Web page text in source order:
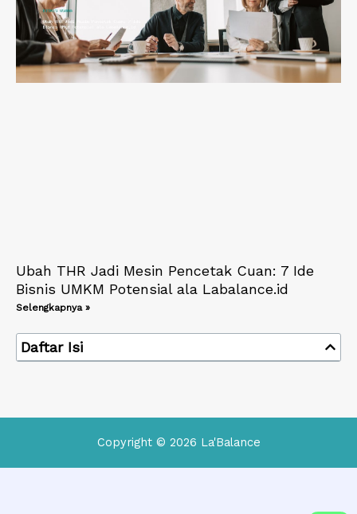
Ubah THR Jadi Mesin Pencetak Cuan: 7 Ide
Bisnis UMKM Potensial ala Labalance.id
Selengkapnya »
Daftar Isi
Copyright © 2026 La'Balance